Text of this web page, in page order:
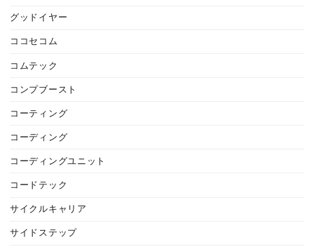
グッドイヤー
ココセコム
コムテック
コンプブースト
コーティング
コーディング
コーディングユニット
コードテック
サイクルキャリア
サイドステップ